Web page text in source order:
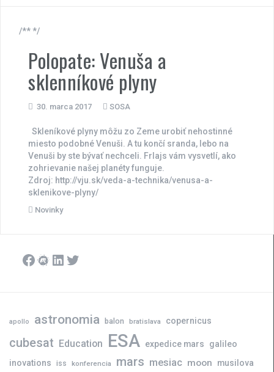
/** */
Polopate: Venuša a
sklenníkové plyny
30. marca 2017 SOSA
Skleníkové plyny môžu zo Zeme urobiť nehostinné
miesto podobné Venuši. A tu končí sranda, lebo na
Venuši by ste bývať nechceli. Frlajs vám vysvetlí, ako
zohrievanie našej planéty funguje.
Zdroj: http://vju.sk/veda-a-technika/venusa-a-
sklenikove-plyny/
Novinky
Facebook
Meetup
LinkedIn
Twitter
apollo astronomia balon bratislava copernicus
cubesat Education ESA expedice mars
galileo
inovations iss konferencia mars mesiac moon musilova